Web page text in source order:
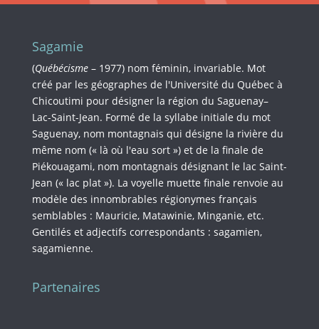
Sagamie
(Québécisme – 1977) nom féminin, invariable. Mot
créé par les géographes de l'Université du Québec à
Chicoutimi pour désigner la région du Saguenay–
Lac-Saint-Jean. Formé de la syllabe initiale du mot
Saguenay, nom montagnais qui désigne la rivière du
même nom (« là où l'eau sort ») et de la finale de
Piékouagami, nom montagnais désignant le lac Saint-
Jean (« lac plat »). La voyelle muette finale renvoie au
modèle des innombrables régionymes français
semblables : Mauricie, Matawinie, Minganie, etc.
Gentilés et adjectifs correspondants : sagamien,
sagamienne.
Partenaires